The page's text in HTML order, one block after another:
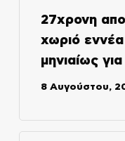
27χρονη
χωριό
μηνιαίως
8 Αυγούστου,